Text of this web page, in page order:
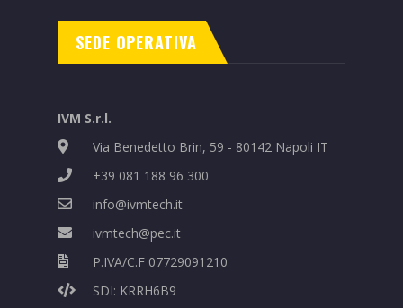
SEDE OPERATIVA
IVM S.r.l.
Via Benedetto Brin, 59 - 80142 Napoli IT
+39 081 188 96 300
info@ivmtech.it
ivmtech@pec.it
P.IVA/C.F 07729091210
SDI: KRRH6B9